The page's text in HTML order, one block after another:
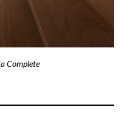
Complete